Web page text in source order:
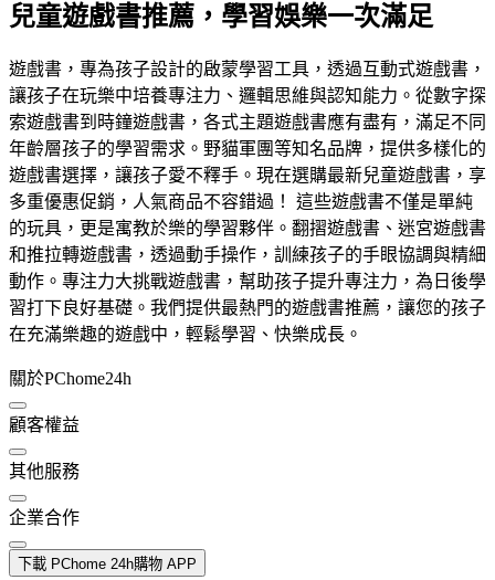
兒童遊戲書推薦，學習娛樂一次滿足
遊戲書，專為孩子設計的啟蒙學習工具，透過互動式遊戲書，
讓孩子在玩樂中培養專注力、邏輯思維與認知能力。從數字探
索遊戲書到時鐘遊戲書，各式主題遊戲書應有盡有，滿足不同
年齡層孩子的學習需求。野貓軍團等知名品牌，提供多樣化的
遊戲書選擇，讓孩子愛不釋手。現在選購最新兒童遊戲書，享
多重優惠促銷，人氣商品不容錯過！ 這些遊戲書不僅是單純
的玩具，更是寓教於樂的學習夥伴。翻摺遊戲書、迷宮遊戲書
和推拉轉遊戲書，透過動手操作，訓練孩子的手眼協調與精細
動作。專注力大挑戰遊戲書，幫助孩子提升專注力，為日後學
習打下良好基礎。我們提供最熱門的遊戲書推薦，讓您的孩子
在充滿樂趣的遊戲中，輕鬆學習、快樂成長。
關於PChome24h
顧客權益
其他服務
企業合作
下載 PChome 24h購物 APP